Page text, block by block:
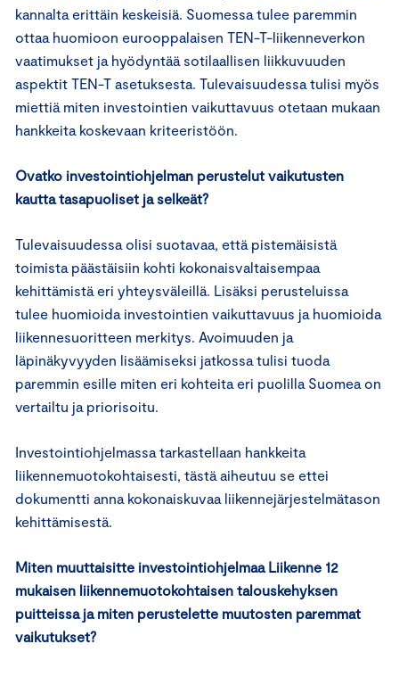
kannalta erittäin keskeisiä. Suomessa tulee paremmin
ottaa huomioon eurooppalaisen TEN-T-liikenneverkon
vaatimukset ja hyödyntää sotilaallisen liikkuvuuden
aspektit TEN-T asetuksesta. Tulevaisuudessa tulisi myös
miettiä miten investointien vaikuttavuus otetaan mukaan
hankkeita koskevaan kriteeristöön.
Ovatko investointiohjelman perustelut vaikutusten
kautta tasapuoliset ja selkeät?
Tulevaisuudessa olisi suotavaa, että pistemäisistä
toimista päästäisiin kohti kokonaisvaltaisempaa
kehittämistä eri yhteysväleillä. Lisäksi perusteluissa
tulee huomioida investointien vaikuttavuus ja huomioida
liikennesuoritteen merkitys. Avoimuuden ja
läpinäkyvyyden lisäämiseksi jatkossa tulisi tuoda
paremmin esille miten eri kohteita eri puolilla Suomea on
vertailtu ja priorisoitu.
Investointiohjelmassa tarkastellaan hankkeita
liikennemuotokohtaisesti, tästä aiheutuu se ettei
dokumentti anna kokonaiskuvaa liikennejärjestelmätason
kehittämisestä.
Miten muuttaisitte investointiohjelmaa Liikenne 12
mukaisen liikennemuotokohtaisen talouskehyksen
puitteissa ja miten perustelette muutosten paremmat
vaikutukset?